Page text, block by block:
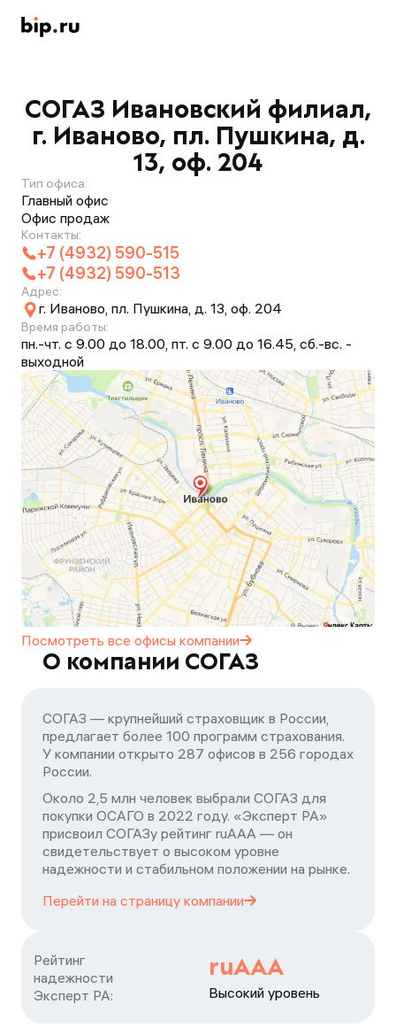
СОГАЗ Ивановский филиал,
г. Иваново, пл. Пушкина, д.
13, оф. 204
Тип офиса:
Главный офис
Офис продаж
Контакты:
+7 (4932) 590-515
+7 (4932) 590-513
Адрес:
г. Иваново, пл. Пушкина, д. 13, оф. 204
Время работы:
пн.-чт. с 9.00 до 18.00, пт. с 9.00 до 16.45, сб.-вс. -
выходной
Посмотреть все офисы компании
О компании СОГАЗ
СОГАЗ — крупнейший страховщик в России,
предлагает более 100 программ страхования.
У компании открыто 287 офисов в 256 городах
России.
Около 2,5 млн человек выбрали СОГАЗ для
покупки ОСАГО в 2022 году. «Эксперт РА»
присвоил СОГАЗу рейтинг ruAAA — он
свидетельствует о высоком уровне
надежности и стабильном положении на рынке.
Перейти на страницу компании
Рейтинг
надежности
Эксперт РА:
ruAAA
Высокий уровень